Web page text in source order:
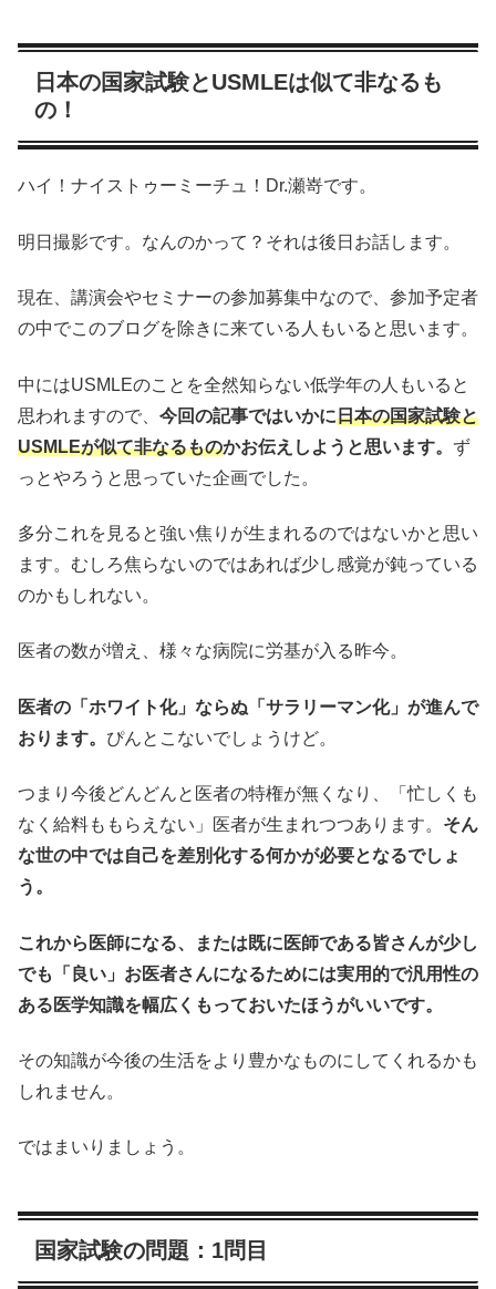
日本の国家試験とUSMLEは似て非なるも
の！
ハイ！ナイストゥーミーチュ！Dr.瀬嵜です。
明日撮影です。なんのかって？それは後日お話します。
現在、講演会やセミナーの参加募集中なので、参加予定者
の中でこのブログを除きに来ている人もいると思います。
中にはUSMLEのことを全然知らない低学年の人もいると
思われますので、 今回の記事ではいかに日本の国家試験と
USMLEが似て非なるものかお伝えしようと思います。 ず
っとやろうと思っていた企画でした。
多分これを見ると強い焦りが生まれるのではないかと思い
ます。むしろ焦らないのではあれば少し感覚が鈍っている
のかもしれない。
医者の数が増え、様々な病院に労基が入る昨今。
医者の「ホワイト化」ならぬ「サラリーマン化」が進んで
おります。 ぴんとこないでしょうけど。
つまり今後どんどんと医者の特権が無くなり、「忙しくも
なく給料ももらえない」医者が生まれつつあります。 そん
な世の中では自己を差別化する何かが必要となるでしょ
う。
これから医師になる、または既に医師である皆さんが少し
でも「良い」お医者さんになるためには実用的で汎用性の
ある医学知識を幅広くもっておいたほうがいいです。
その知識が今後の生活をより豊かなものにしてくれるかも
しれません。
ではまいりましょう。
国家試験の問題：1問目